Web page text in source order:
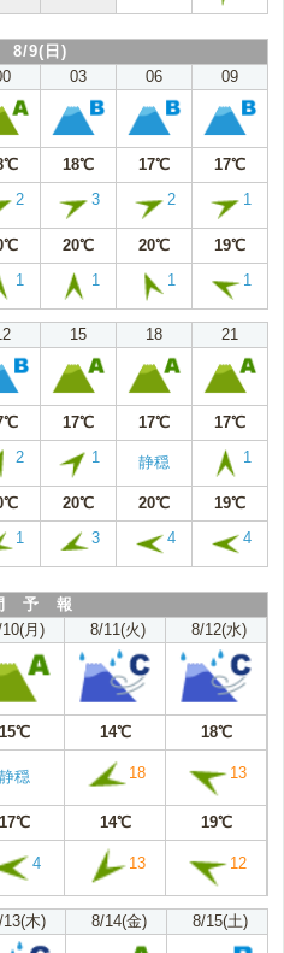
8/9(日)
03 06 09
18℃ 17℃ 17℃
2 3 2 1
20℃ 20℃ 19℃
1 1 1 1
15 18 21
17℃ 17℃ 17℃
2 1 静穏 1
20℃ 20℃ 19℃
1 3 4 4
予 報
月) 8/11(火) 8/12(水)
15℃ 14℃ 18℃
静穏 18 13
17℃ 14℃ 19℃
4 13 12
13(木) 8/14(金) 8/15(土)